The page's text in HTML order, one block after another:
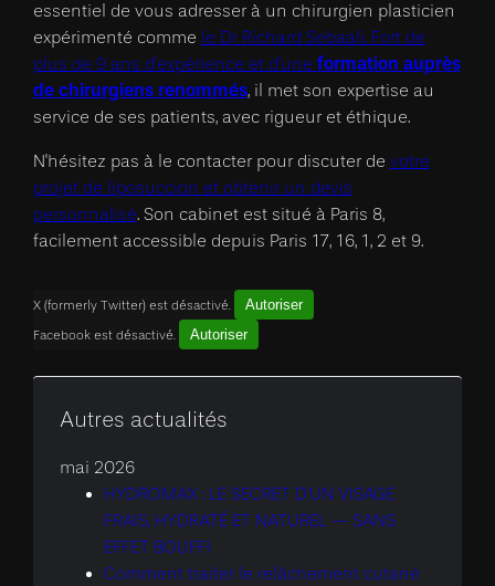
essentiel de vous adresser à un chirurgien plasticien
expérimenté comme le Dr Richard Sebaali. Fort de
plus de 9 ans d'expérience et d'une formation auprès
de chirurgiens renommés, il met son expertise au
service de ses patients, avec rigueur et éthique.
N'hésitez pas à le contacter pour discuter de votre
projet de liposuccion et obtenir un devis
personnalisé. Son cabinet est situé à Paris 8,
facilement accessible depuis Paris 17, 16, 1, 2 et 9.
X (formerly Twitter) est désactivé. Autoriser
Facebook est désactivé. Autoriser
Autres actualités
mai 2026
HYDROMAX : LE SECRET D’UN VISAGE
FRAIS, HYDRATÉ ET NATUREL — SANS
EFFET BOUFFI
Comment traiter le relâchement cutané